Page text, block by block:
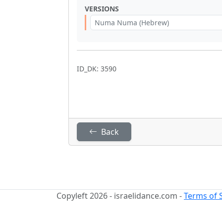
VERSIONS
Numa Numa (Hebrew)
ID_DK: 3590
Back
Copyleft 2026 - israelidance.com -Terms of